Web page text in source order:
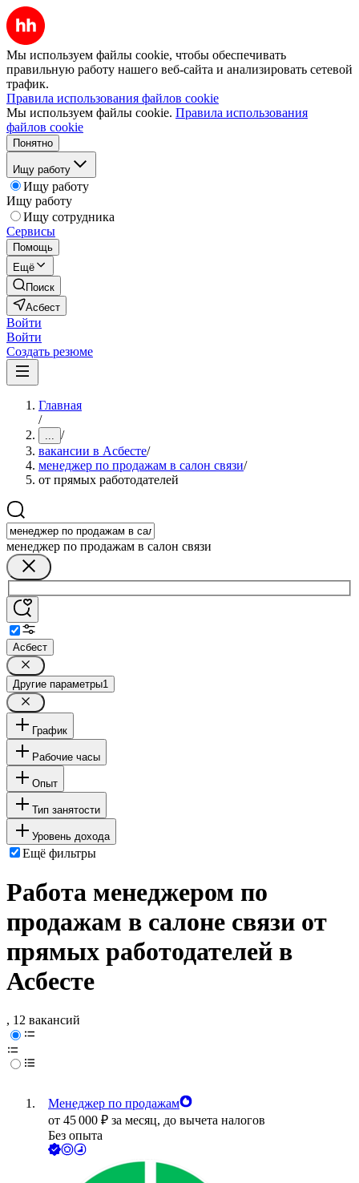
Мы используем файлы cookie, чтобы обеспечивать
правильную работу нашего веб-сайта и анализировать сетевой
трафик.
Правила использования файлов cookie
Мы используем файлы cookie. Правила использования
файлов cookie
Понятно
Ищу работу
Ищу работу
Ищу работу
Ищу сотрудника
Сервисы
Помощь
Ещё
Поиск
Асбест
Войти
Войти
Создать резюме
Главная
/
... /
вакансии в Асбесте/
менеджер по продажам в салон связи/
от прямых работодателей
менеджер по продажам в салон связи
Асбест
Другие параметры1
График
Рабочие часы
Опыт
Тип занятости
Уровень дохода
Ещё фильтры
Работа менеджером по
продажам в салоне связи от
прямых работодателей в
Асбесте
, 12 вакансий
Менеджер по продажам
от 45 000 ₽ за месяц, до вычета налогов
Без опыта